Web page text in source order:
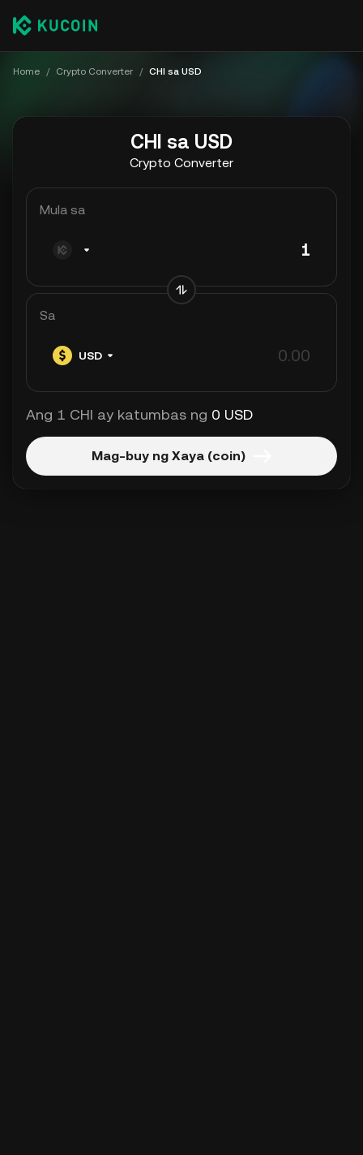
Home / Crypto Converter / CHI sa USD
CHI sa USD
Crypto Converter
Mula sa
Sa
USD
Ang 1 CHI ay katumbas ng 0 USD
Mag-buy ng Xaya (coin)